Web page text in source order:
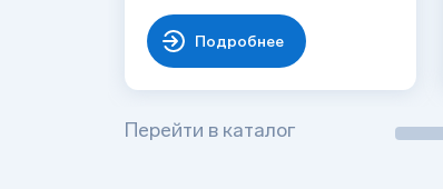
Подробнее
Перейти в каталог